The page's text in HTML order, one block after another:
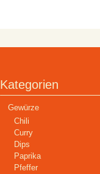
Kategorien
Gewürze
Chili
Curry
Dips
Paprika
Pfeffer